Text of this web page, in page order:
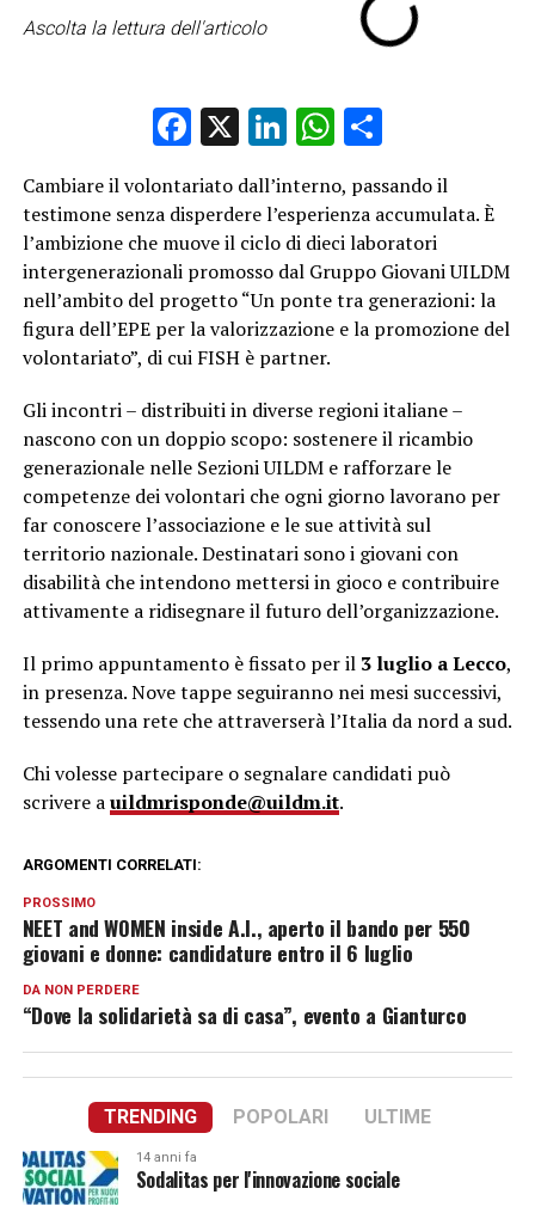
Ascolta la lettura dell'articolo
Facebook
X LinkedIn
WhatsApp
Condividi
Cambiare il volontariato dall’interno, passando il
testimone senza disperdere l’esperienza accumulata. È
l’ambizione che muove il ciclo di dieci laboratori
intergenerazionali promosso dal Gruppo Giovani UILDM
nell’ambito del progetto “Un ponte tra generazioni: la
figura dell’EPE per la valorizzazione e la promozione del
volontariato”, di cui FISH è partner.
Gli incontri – distribuiti in diverse regioni italiane –
nascono con un doppio scopo: sostenere il ricambio
generazionale nelle Sezioni UILDM e rafforzare le
competenze dei volontari che ogni giorno lavorano per
far conoscere l’associazione e le sue attività sul
territorio nazionale. Destinatari sono i giovani con
disabilità che intendono mettersi in gioco e contribuire
attivamente a ridisegnare il futuro dell’organizzazione.
Il primo appuntamento è fissato per il 3 luglio a Lecco,
in presenza. Nove tappe seguiranno nei mesi successivi,
tessendo una rete che attraverserà l’Italia da nord a sud.
Chi volesse partecipare o segnalare candidati può
scrivere auildmrisponde@uildm.it.
ARGOMENTI CORRELATI:
PROSSIMO
NEET and WOMEN inside A.I., aperto il bando per 550
giovani e donne: candidature entro il 6 luglio
DA NON PERDERE
“Dove la solidarietà sa di casa”, evento a Gianturco
TRENDING POPOLARI ULTIME
14 anni fa
Sodalitas per l'innovazione sociale